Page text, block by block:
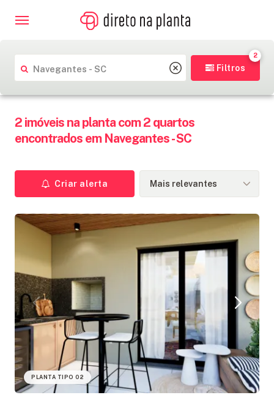
IMÓVEIS
NA
CONSTRUTORAS
FINANCIAMENTO
ANUNCIE
FALE
CONOSCO
Localização
Filtros
2
2 imóveis na planta com 2 quartos
encontrados em Navegantes - SC
Criar alerta
PLANTA TIPO 02